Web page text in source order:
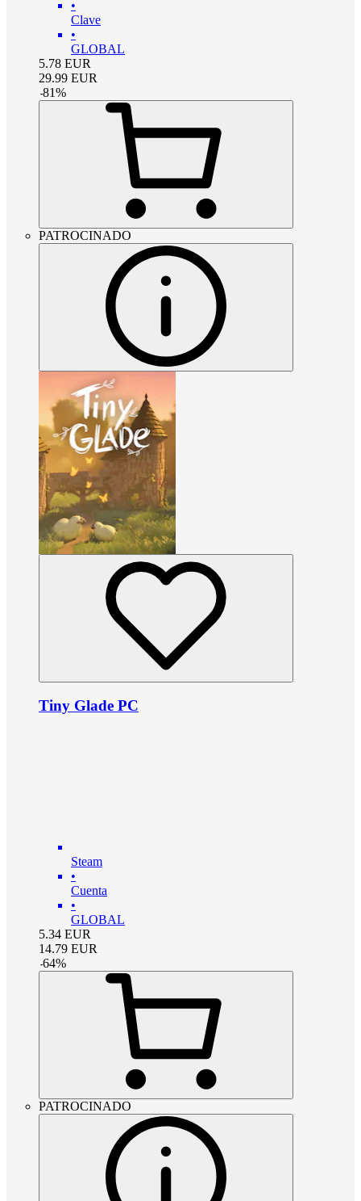
•
Clave
•
GLOBAL
5.78 EUR
29.99 EUR
-81%
PATROCINADO
Tiny Glade PC
Steam
•
Cuenta
•
GLOBAL
5.34 EUR
14.79 EUR
-64%
PATROCINADO